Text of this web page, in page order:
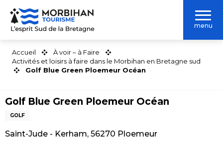
Aller
contenu
menu
Accueil
À voir – à Faire
Activités et loisirs à faire dans le Morbihan en Bretagne sud
Golf Blue Green Ploemeur Océan
Golf Blue Green Ploemeur Océan
GOLF
Saint-Jude - Kerham, 56270 Ploemeur